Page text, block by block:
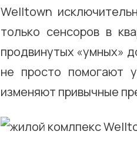
Welltown
только сенсоров в
продвинутых «умных»
не просто помогают
изменяют привычные